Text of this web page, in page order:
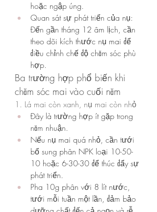
hoặc ngập úng.
Quan sát sự phát triển của nụ:
Đến gần tháng 12 âm lịch, cần
theo dõi kích thước nụ mai để
điều chỉnh chế độ chăm sóc phù
hợp.
Ba trường hợp phổ biến khi
chăm sóc mai vào cuối năm
1. Lá mai còn xanh, nụ mai còn nhỏ
Đây là trường hợp ít gặp trong
năm nhuận.
Nếu nụ mai quá nhỏ, cần tưới
bổ sung phân NPK loại 10-50-
10 hoặc 6-30-30 để thúc đẩy sự
phát triển.
Pha 10g phân với 8 lít nước,
tưới mỗi tuần một lần, đảm bảo